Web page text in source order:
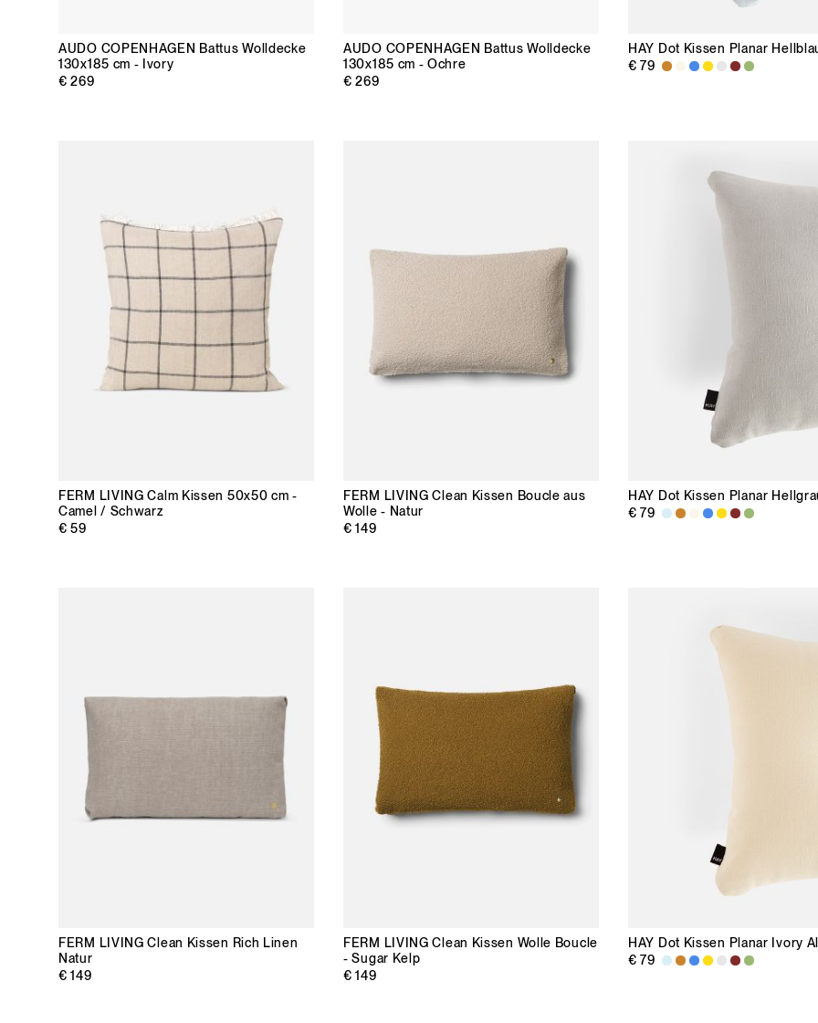
AUDO COPENHAGEN Battus Wolldecke
130x185 cm - Ivory
€ 269
AUDO COPENHAGEN Battus Wolldecke
130x185 cm - Ochre
€ 269
HAY Dot Kissen Planar
€ 79
FERM LIVING Calm Kissen 50x50 cm -
Camel / Schwarz
€ 59
FERM LIVING Clean Kissen Boucle aus
Wolle - Natur
€ 149
HAY Dot Kissen Planar
€ 79
FERM LIVING Clean Kissen Rich Linen
Natur
€ 149
FERM LIVING Clean Kissen Wolle Boucle
- Sugar Kelp
€ 149
HAY Dot Kissen Planar Ivory
€ 79